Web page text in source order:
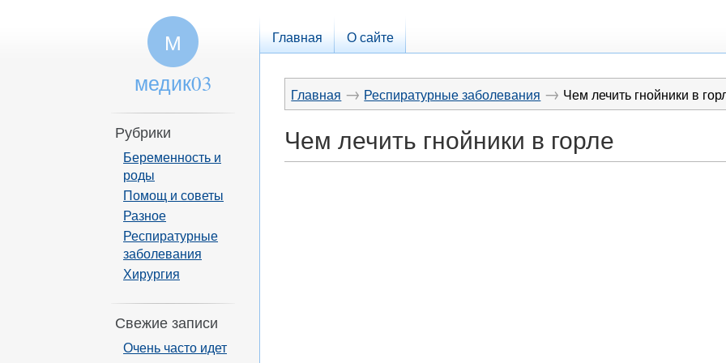
Главная О сайте
Главная → Респиратурные заболевания → Чем лечить гнойники в
Чем лечить гнойники в горле
М
медик03
Рубрики
Беременность и
роды
Помощ и советы
Разное
Респиратурные
заболевания
Хирургия
Свежие записи
Очень часто идет